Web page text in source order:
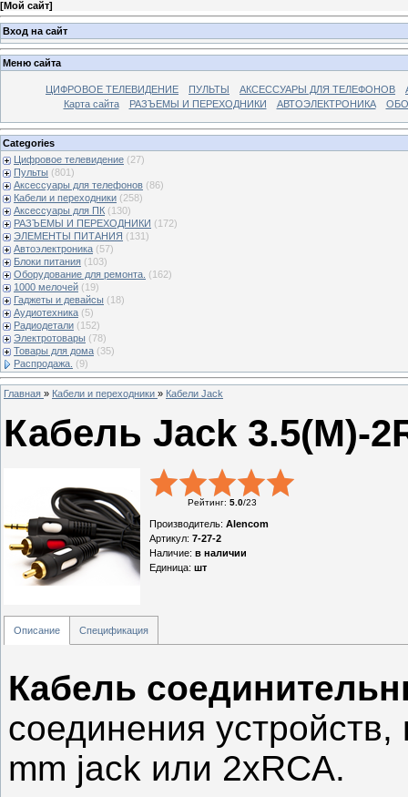
[Мой сайт]
Вход на сайт
Меню сайта
ЦИФРОВОЕ ТЕЛЕВИДЕНИЕ ПУЛЬТЫ АКСЕССУАРЫ ДЛЯ ТЕЛЕФОНОВ
Карта сайта
РАЗЪЕМЫ И ПЕРЕХОДНИКИ АВТОЭЛЕКТРОНИКА
Categories
Цифровое телевидение (27)
Пульты (801)
Аксессуары для телефонов (86)
Кабели и переходники (258)
Аксессуары для ПК (130)
РАЗЪЕМЫ И ПЕРЕХОДНИКИ (172)
ЭЛЕМЕНТЫ ПИТАНИЯ (131)
Автоэлектроника (57)
Блоки питания (103)
Оборудование для ремонта. (162)
1000 мелочей (19)
Гаджеты и девайсы (18)
Аудиотехника (5)
Радиодетали (152)
Электротовары (78)
Товары для дома (35)
Распродажа. (9)
Главная » Кабели и переходники » Кабели Jack
Кабель Jack 3.5(M)-
Рейтинг: 5.0/23
Производитель: Alencom
Артикул: 7-27-2
Наличие: в наличии
Единица: шт
Описание Спецификация
Кабель
соединения
mm jack или 2xRCA.